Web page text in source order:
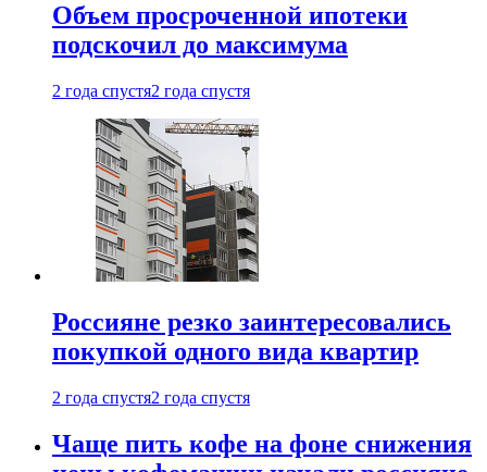
Объем просроченной ипотеки
подскочил до максимума
2 года спустя2 года спустя
Россияне резко заинтересовались
покупкой одного вида квартир
2 года спустя2 года спустя
Чаще пить кофе на фоне снижения